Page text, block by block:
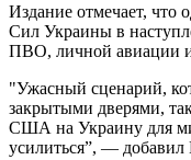
Издание отмечает,
Сил Украины в
ПВО, личной авиации
"Ужасный сценарий,
закрытыми дверями,
США на Украину для
усилиться”, — добавил